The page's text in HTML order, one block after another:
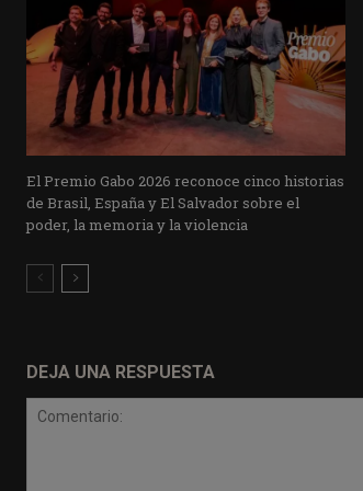
El Premio Gabo 2026 reconoce cinco historias
de Brasil, España y El Salvador sobre el
poder, la memoria y la violencia
DEJA UNA RESPUESTA